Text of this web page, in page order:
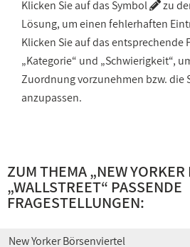
Klicken Sie auf das Symbol
zu
Lösung, um einen fehlerhaften
Klicken Sie auf das entsprechende
„Kategorie“ und „Schwierigkeit“,
Zuordnung vorzunehmen bzw. die
anzupassen.
ZUM THEMA „NEW YORKER
„WALLSTREET“ PASSENDE
FRAGESTELLUNGEN:
New Yorker Börsenviertel